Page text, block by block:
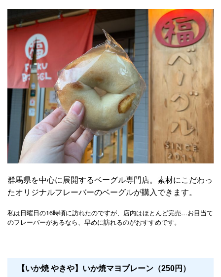
群馬県を中心に展開するベーグル専門店。素材にこだわっ
たオリジナルフレーバーのベーグルが購入できます。
私は日曜日の16時頃に訪れたのですが、店内はほとんど完売…お目当て
のフレーバーがあるなら、早めに訪れるのがおすすめです。
【いか焼 やきや】いか焼マヨプレーン（250円）